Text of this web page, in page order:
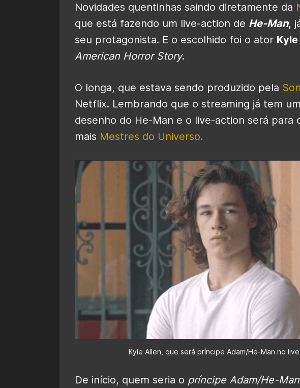
Novidades quentinhas saindo diretamente da
que está fazendo um live-action de He-Man,
seu protagonista. E o escolhido foi o ator
American Horror Story.
O longa, que estava sendo produzido pela
Netflix. Lembrando que o streaming já tem
desenho do He-Man e o live-action será para
mais Mestres do Universo.
Kyle Allen, que será príncipe Adam/He-Man no
De início, quem seria o príncipe Adam/He-Man